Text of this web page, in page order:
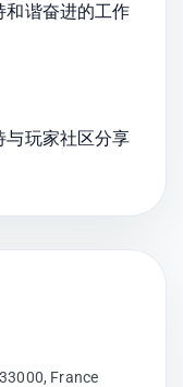
和谐奋进的工作
与玩家社区分享
France